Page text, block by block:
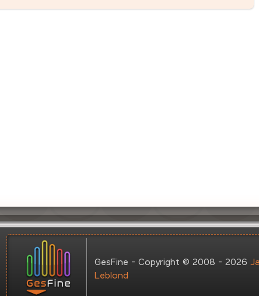
GesFine - Copyright © 2008 - 2026
Leblond